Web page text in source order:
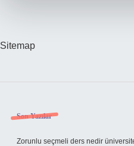
Sitemap
Sidebar
Son Yazılar
Zorunlu seçmeli ders nedir